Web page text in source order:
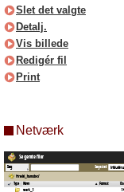
Slet det valgte
Detalj.
Vis billede
Redigér fil
Print
Netværk